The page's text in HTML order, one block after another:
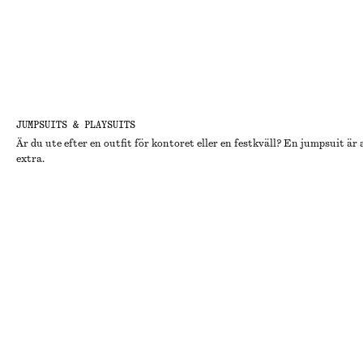
JUMPSUITS & PLAYSUITS
Är du ute efter en outfit för kontoret eller en festkväll? En jumpsuit är
extra.